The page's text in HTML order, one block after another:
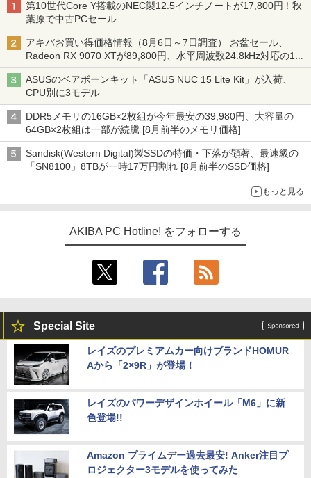
第10世代Core Y搭載のNEC製12.5インチノートが17,800円！秋
葉原で中古PCセール
アキバお買い得価格情報（8月6日～7日調査） お盆セール、
Radeon RX 9070 XTが89,800円、水平周波数24.8kHz対応の17
型モニターが9,801円、暑さ指数連動セール ほか
ASUSのベアボーンキット「ASUS NUC 15 Lite Kit」が入荷、
CPU別に3モデル
DDR5メモリの16GB×2枚組が今年最安の39,980円、大容量の
64GB×2枚組は一部が続騰 [8月前半のメモリ価格]
Sandisk(Western Digital)製SSDの特価・下落が顕著、最速級の
「SN8100」8TBが一時17万円割れ [8月前半のSSD価格]
もっと見る
AKIBA PC Hotline! をフォローする
Special Site
レイズのプレミアムカー向けブランドHOMUR
Aから「2×9R」が登場！
レイズのパワーデザインホイール「M6」に新
色登場!!
Amazon プライムデー過去最安! Anker注目プ
ロジェクター3モデルを使ってみた